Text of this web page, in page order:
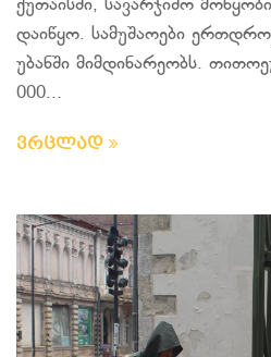
ქუთაისში, სავარჯიშო
დაიწყო. სამუშაოები
უბანში მიმდინარეობს.
000...
ვრცლად